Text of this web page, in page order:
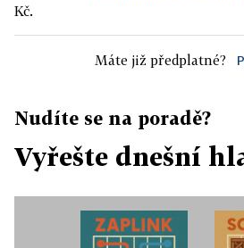
Kč.
Máte již předplatné?
Nudíte se na poradě?
Vyřešte dnešní